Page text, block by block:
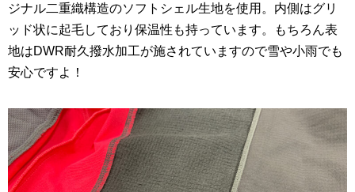
ジナル二重織構造のソフトシェル生地を使用。内側はグリ
ッド状に起毛しており保温性も持っています。もちろん表
地はDWR耐久撥水加工が施されていますので雪や小雨でも
安心ですよ！